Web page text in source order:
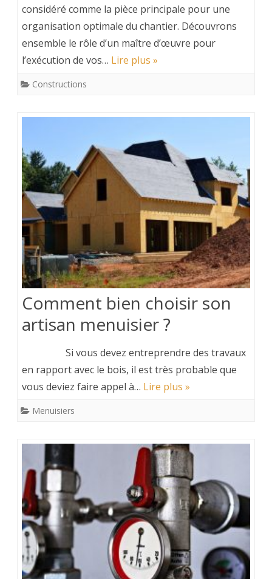
considéré comme la pièce principale pour une
organisation optimale du chantier. Découvrons
ensemble le rôle d’un maître d’œuvre pour
l’exécution de vos… Lire plus »
Constructions
Comment bien choisir son
artisan menuisier ?
Si vous devez entreprendre des travaux
en rapport avec le bois, il est très probable que
vous deviez faire appel à… Lire plus »
Menuisiers